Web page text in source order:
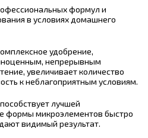
формул и
в условиях домашнего
удобрение,
непрерывным
увеличивает количество
к неблагоприятным условиям.
лучшей
формы микроэлементов быстро
видимый результат.